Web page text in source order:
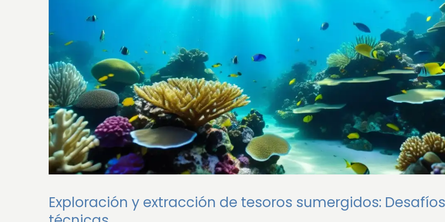
Exploración y extracción de tesoros sumergidos: